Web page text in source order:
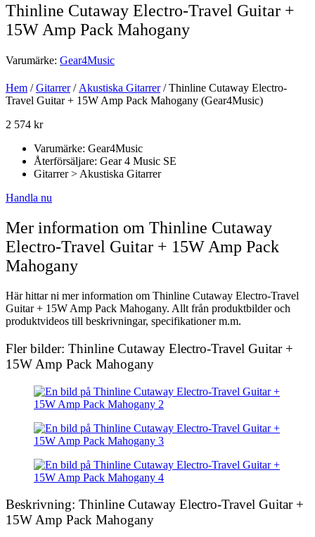
Thinline Cutaway Electro-Travel Guitar +
15W Amp Pack Mahogany
Varumärke: Gear4Music
Hem /Gitarrer/Akustiska Gitarrer/ Thinline Cutaway Electro-
Travel Guitar + 15W Amp Pack Mahogany (Gear4Music)
2 574 kr
Varumärke: Gear4Music
Återförsäljare: Gear 4 Music SE
Gitarrer > Akustiska Gitarrer
Handla nu
Mer information om Thinline Cutaway
Electro-Travel Guitar + 15W Amp Pack
Mahogany
Här hittar ni mer information om Thinline Cutaway Electro-Travel
Guitar + 15W Amp Pack Mahogany. Allt från produktbilder och
produktvideos till beskrivningar, specifikationer m.m.
Fler bilder: Thinline Cutaway Electro-Travel Guitar +
15W Amp Pack Mahogany
Beskrivning: Thinline Cutaway Electro-Travel Guitar +
15W Amp Pack Mahogany